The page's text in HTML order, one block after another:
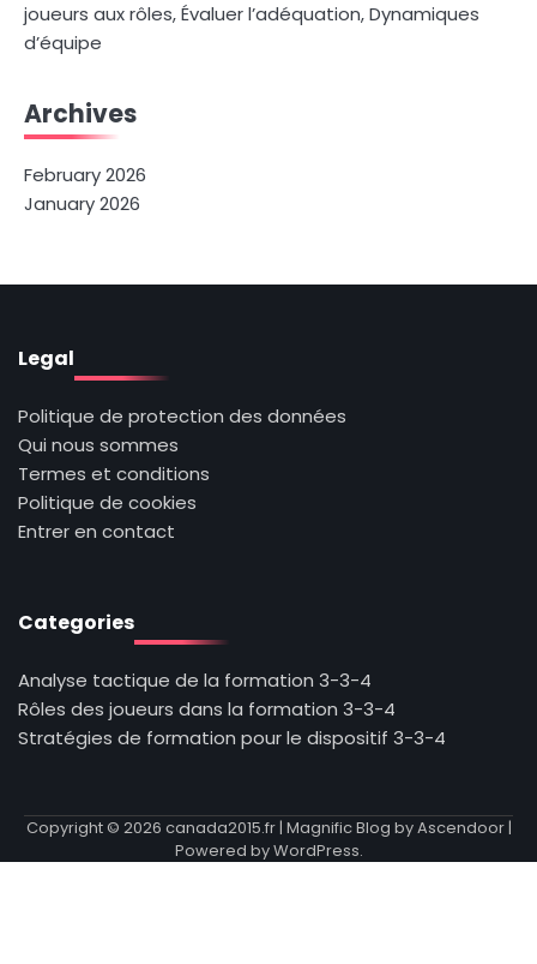
joueurs aux rôles, Évaluer l’adéquation, Dynamiques
d’équipe
Archives
February 2026
January 2026
Legal
Politique de protection des données
Qui nous sommes
Termes et conditions
Politique de cookies
Entrer en contact
Categories
Analyse tactique de la formation 3-3-4
Rôles des joueurs dans la formation 3-3-4
Stratégies de formation pour le dispositif 3-3-4
Copyright © 2026 canada2015.fr| Magnific Blog byAscendoor|
Powered byWordPress.